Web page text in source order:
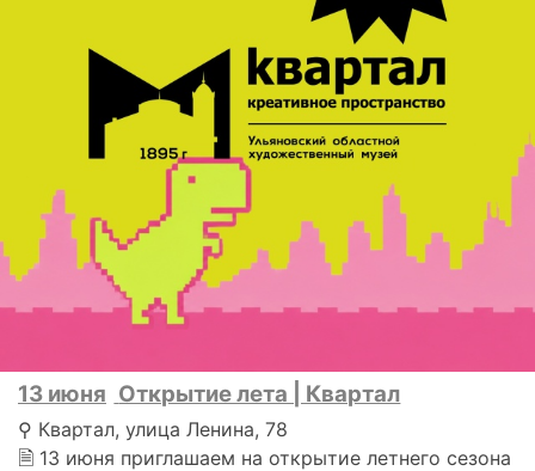
13 июня Открытие лета | Квартал
⚲ Квартал, улица Ленина, 78
🗎 13 июня приглашаем на открытие летнего сезона